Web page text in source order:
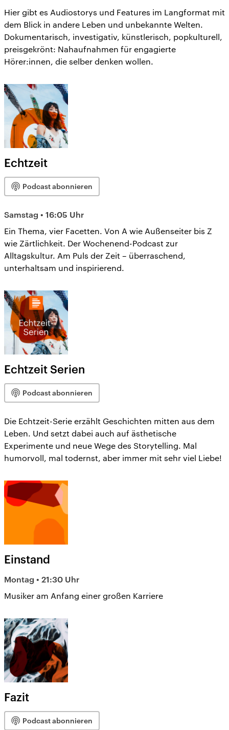
Hier gibt es Audiostorys und Features im Langformat mit
dem Blick in andere Leben und unbekannte Welten.
Dokumentarisch, investigativ, künstlerisch, popkulturell,
preisgekrönt: Nahaufnahmen für engagierte
Hörer:innen, die selber denken wollen.
Echtzeit
Podcast abonnieren
Samstag • 16:05 Uhr
Ein Thema, vier Facetten. Von A wie Außenseiter bis Z
wie Zärtlichkeit. Der Wochenend-Podcast zur
Alltagskultur. Am Puls der Zeit – überraschend,
unterhaltsam und inspirierend.
Echtzeit Serien
Podcast abonnieren
Die Echtzeit-Serie erzählt Geschichten mitten aus dem
Leben. Und setzt dabei auch auf ästhetische
Experimente und neue Wege des Storytelling. Mal
humorvoll, mal todernst, aber immer mit sehr viel Liebe!
Einstand
Montag • 21:30 Uhr
Musiker am Anfang einer großen Karriere
Fazit
Podcast abonnieren